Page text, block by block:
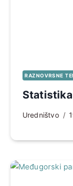
RAZNOVRSNE
Uredništvo